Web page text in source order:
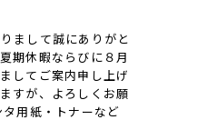
まして誠にありがと
期休暇ならびに８月
してご案内申し上げ
すが、よろしくお願
用紙・トナーなど